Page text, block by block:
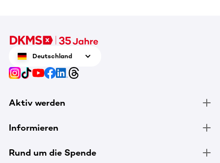
Deutschland
Aktiv werden
Informieren
Rund um die Spende